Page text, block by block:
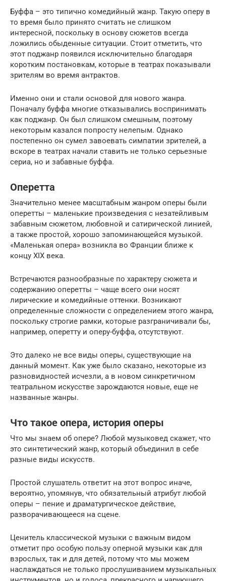
Буффа – это типично комедийный жанр. Такую оперу в
то время было принято считать не слишком
интересной, поскольку в основу сюжетов всегда
ложились обыденные ситуации. Стоит отметить, что
этот поджанр появился исключительно благодаря
коротким постановкам, которые в театрах показывали
зрителям во время антрактов.
Именно они и стали основой для нового жанра.
Поначалу буффа многие отказывались воспринимать
как поджанр. Он был слишком смешным, поэтому
некоторым казался попросту нелепым. Однако
постепенно он сумел завоевать симпатии зрителей, а
вскоре в театрах начали ставить не только серьезные
сериа, но и забавные буффа.
Оперетта
Значительно менее масштабным жанром оперы были
оперетты – маленькие произведения с незатейливым
забавным сюжетом, любовной и сатирической линией,
а также простой, хорошо запоминающейся музыкой.
«Маленькая опера» возникла во Франции ближе к
концу XIX века.
Встречаются разнообразные по характеру сюжета и
содержанию оперетты – чаще всего они носят
лирические и комедийные оттенки. Возникают
определенные сложности с определением этого жанра,
поскольку строгие рамки, которые разграничивали бы,
например, оперетту и оперу-буффа, отсутствуют.
Это далеко не все виды оперы, существующие на
данный момент. Как уже было сказано, некоторые из
разновидностей исчезли, а в новом синкретичном
театральном искусстве зарождаются новые, еще не
названные жанры.
Что такое опера, история оперы
Что мы знаем об опере? Любой музыковед скажет, что
это синтетический жанр, который объединил в себе
разные виды искусств.
Простой слушатель ответит на этот вопрос иначе,
вероятно, упомянув, что обязательный атрибут любой
оперы – пение и драматургическое действие,
разворачивающееся на сцене.
Ценитель классической музыки с важным видом
отметит про особую пользу оперной музыки как для
взрослых, так и для детей, потому что мы можем
наслаждаться не только прослушиванием музыкальных